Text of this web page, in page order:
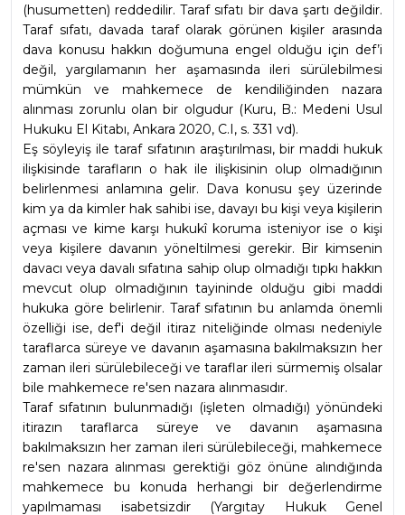
(husumetten) reddedilir. Taraf sıfatı bir dava şartı değildir.
Taraf sıfatı, davada taraf olarak görünen kişiler arasında
dava konusu hakkın doğumuna engel olduğu için def’i
değil, yargılamanın her aşamasında ileri sürülebilmesi
mümkün ve mahkemece de kendiliğinden nazara
alınması zorunlu olan bir olgudur (Kuru, B.: Medeni Usul
Hukuku El Kitabı, Ankara 2020, C.I, s. 331 vd).
Eş söyleyiş ile taraf sıfatının araştırılması, bir maddi hukuk
ilişkisinde tarafların o hak ile ilişkisinin olup olmadığının
belirlenmesi anlamına gelir. Dava konusu şey üzerinde
kim ya da kimler hak sahibi ise, davayı bu kişi veya kişilerin
açması ve kime karşı hukukî koruma isteniyor ise o kişi
veya kişilere davanın yöneltilmesi gerekir. Bir kimsenin
davacı veya davalı sıfatına sahip olup olmadığı tıpkı hakkın
mevcut olup olmadığının tayininde olduğu gibi maddi
hukuka göre belirlenir. Taraf sıfatının bu anlamda önemli
özelliği ise, def'i değil itiraz niteliğinde olması nedeniyle
taraflarca süreye ve davanın aşamasına bakılmaksızın her
zaman ileri sürülebileceği ve taraflar ileri sürmemiş olsalar
bile mahkemece re'sen nazara alınmasıdır.
Taraf sıfatının bulunmadığı (işleten olmadığı) yönündeki
itirazın taraflarca süreye ve davanın aşamasına
bakılmaksızın her zaman ileri sürülebileceği, mahkemece
re'sen nazara alınması gerektiği göz önüne alındığında
mahkemece bu konuda herhangi bir değerlendirme
yapılmaması isabetsizdir (Yargıtay Hukuk Genel